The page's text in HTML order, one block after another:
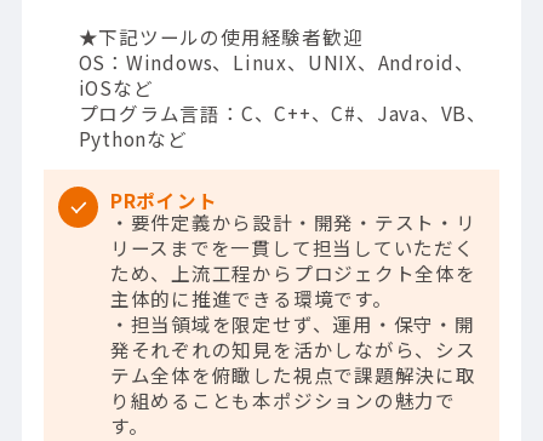
★下記ツールの使用経験者歓迎
OS：Windows、Linux、UNIX、Android、
iOSなど
プログラム言語：C、C++、C#、Java、VB、
Pythonなど
PRポイント
・要件定義から設計・開発・テスト・リ
リースまでを一貫して担当していただく
ため、上流工程からプロジェクト全体を
主体的に推進できる環境です。
・担当領域を限定せず、運用・保守・開
発それぞれの知見を活かしながら、シス
テム全体を俯瞰した視点で課題解決に取
り組めることも本ポジションの魅力で
す。